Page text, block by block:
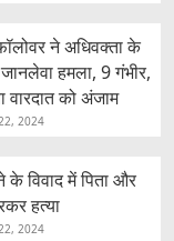
ने अधिवक्ता के
जानलेवा हमला, 9 गंभीर,
वारदात को अंजाम
2024
के विवाद में पिता और
हत्या
2024